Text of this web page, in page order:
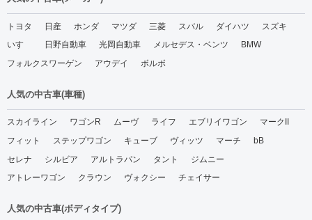
トヨタ 日産 ホンダ マツダ 三菱 スバル ダイハツ
スズキ
いすゞ
日野自動車 光岡自動車 メルセデス・ベンツ
BMW
フォルクスワーゲン
アウデイ ボルボ
人気の中古車(車種)
スカイライン ワゴンR ムーヴ ライフ エブリイワゴン
マークII
フィット
ステップワゴン キューブ ヴィッツ マーチ
bB
セレナ
シルビア アルトラパン タント
ジムニー
アトレーワゴン
クラウン ヴォクシー チェイサー
人気の中古車(ボディタイプ)